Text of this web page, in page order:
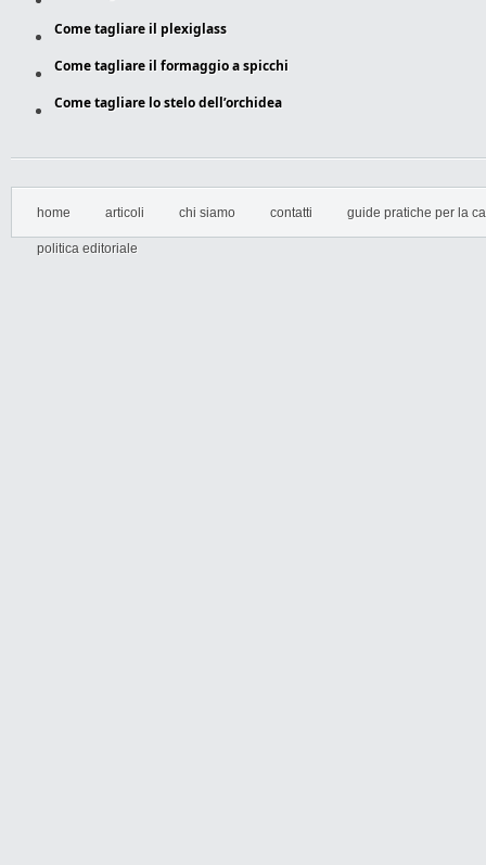
Come tagliare il plexiglass
Come tagliare il formaggio a spicchi
Come tagliare lo stelo dell’orchidea
home articoli chi siamo contatti guide pratiche per la
politica editoriale